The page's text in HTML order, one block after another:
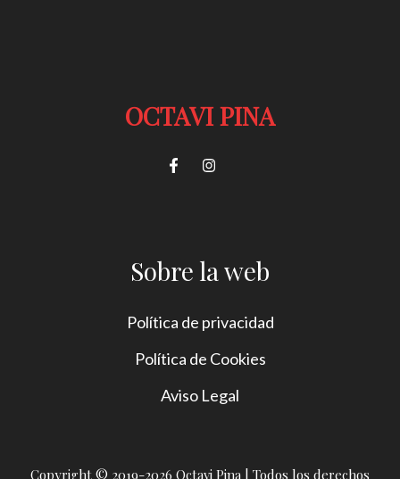
OCTAVI PINA
Sobre la web
Política de privacidad
Política de Cookies
Aviso Legal
Copyright © 2019-2026 Octavi Pina | Todos los derechos